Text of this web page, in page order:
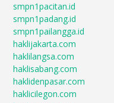
smpn1pacitan.id
smpn1padang.id
smpn1pailangga.id
haklijakarta.com
haklilangsa.com
haklisabang.com
haklidenpasar.com
haklicilegon.com